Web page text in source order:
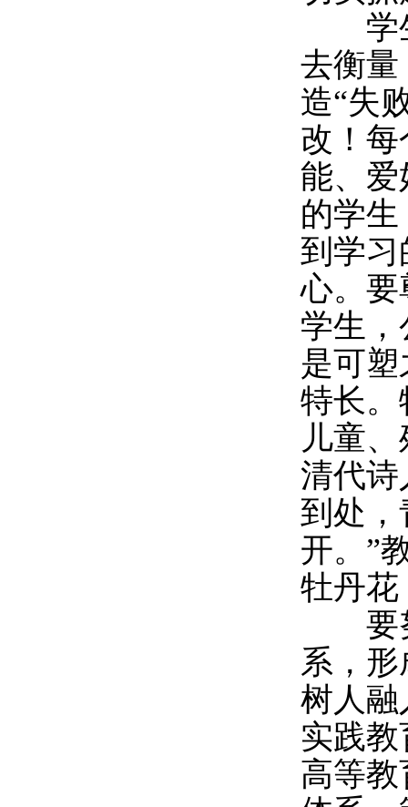
学生
去衡量
造“失
改！
能、
的学
到学
心。要
学生
是可
特长。
儿童
清代诗
到处
开。”
牡丹花
要努
系，
树人融
实践
高等